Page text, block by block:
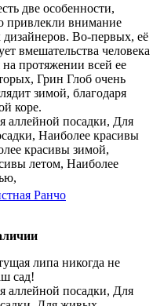
две особенности,
привлекли внимание
Во-первых, её
вмешательства человека
на протяжении всей ее
Грин Глоб очень
зимой, благодаря
коре.
аллейной посадки, Для
Наиболее красивы
красивы зимой,
летом, Наиболее
Ранчо
липа никогда не
сад!
аллейной посадки, Для